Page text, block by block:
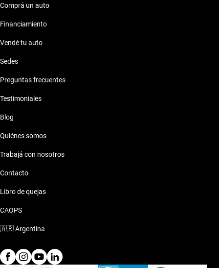
Comprá un auto
Financiamiento
Vendé tu auto
Sedes
Preguntas frecuentes
Testimoniales
Blog
Quiénes somos
Trabajá con nosotros
Contacto
Libro de quejas
CAOPS
🇦🇷Argentina